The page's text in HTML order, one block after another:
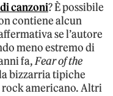
canzoni? È possibile
contiene alcun
se l’autore
meno estremo di
fa,Fear of the
bizzarria tipiche
rock americano. Altri